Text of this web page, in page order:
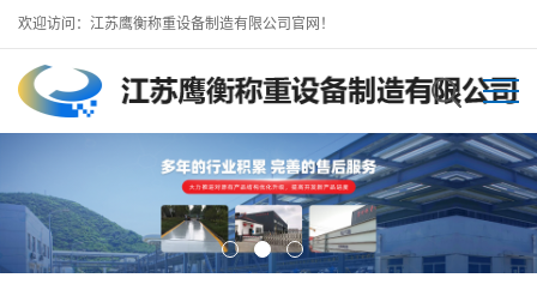
欢迎访问：江苏鹰衡称重设备制造有限公司官网！